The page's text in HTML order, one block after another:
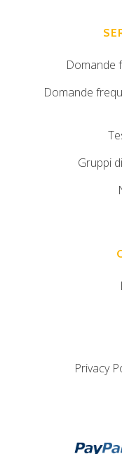
Domande
Domande
Gruppi
Privacy